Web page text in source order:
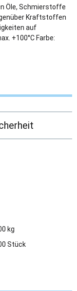
Öle, Schmierstoffe
Kraftstoffen
auf
+100°C Farbe:
kg
Stück